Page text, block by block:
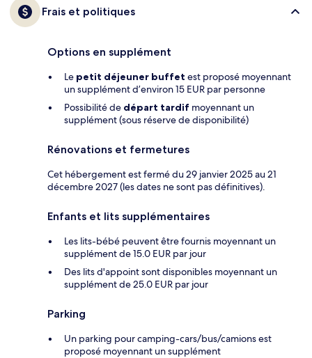
Frais et politiques
Options en supplément
Le petit déjeuner buffet est proposé moyennant
un supplément d’environ 15 EUR par personne
Possibilité de départ tardif moyennant un
supplément (sous réserve de disponibilité)
Rénovations et fermetures
Cet hébergement est fermé du 29 janvier 2025 au 21
décembre 2027 (les dates ne sont pas définitives).
Enfants et lits supplémentaires
Les lits-bébé peuvent être fournis moyennant un
supplément de 15.0 EUR par jour
Des lits d'appoint sont disponibles moyennant un
supplément de 25.0 EUR par jour
Parking
Un parking pour camping-cars/bus/camions est
proposé moyennant un supplément